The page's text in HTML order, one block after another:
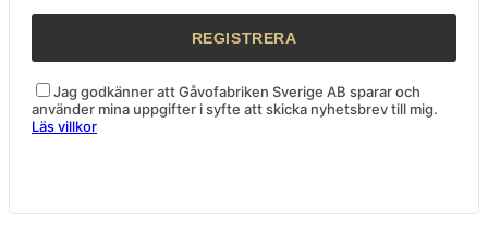
Jag godkänner att Gåvofabriken Sverige AB sparar och
använder mina uppgifter i syfte att skicka nyhetsbrev till mig.
Läs villkor